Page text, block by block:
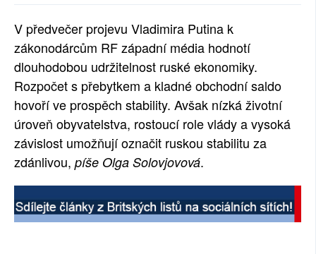
RUBRIKY
PLNÁ VERZE STRÁNEK
V předvečer projevu Vladimira Putina k
zákonodárcům RF západní média hodnotí
dlouhodobou udržitelnost ruské ekonomiky.
Rozpočet s přebytkem a kladné obchodní saldo
hovoří ve prospěch stability. Avšak nízká životní
úroveň obyvatelstva, rostoucí role vlády a vysoká
závislost umožňují označit ruskou stabilitu za
zdánlivou, píše Olga Solovjovová.